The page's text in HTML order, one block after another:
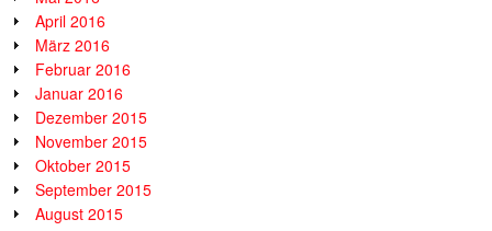
April 2016
März 2016
Februar 2016
Januar 2016
Dezember 2015
November 2015
Oktober 2015
September 2015
August 2015